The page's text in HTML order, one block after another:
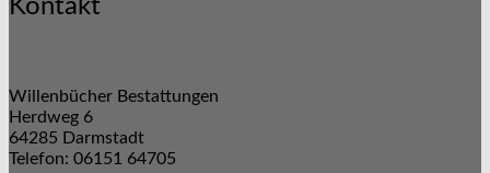
Kontakt
Willenbücher Bestattungen
Herdweg 6
64285 Darmstadt
Telefon: 06151 64705